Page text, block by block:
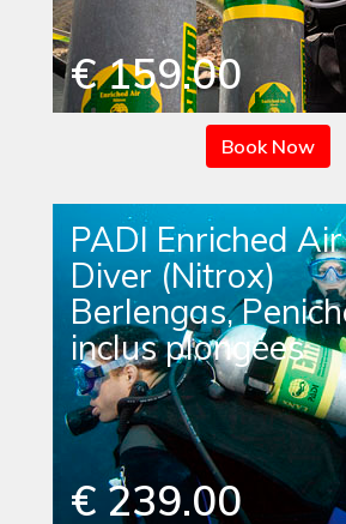
€ 159.00
Book Now
PADI Enriched Air
Diver (Nitrox)
Berlengas,
inclus plongées
€ 239.00